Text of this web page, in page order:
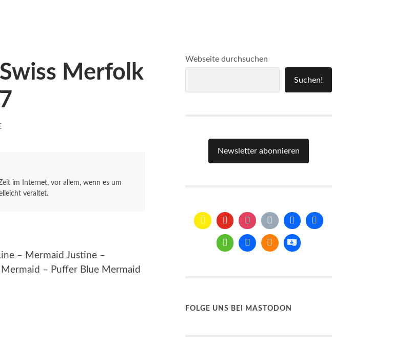
Merfolk
im Internet, vor allem, wenn es um
veraltet.
– Mermaid Justine –
– Puffer Blue Mermaid
Webseite durchsuchen
Suchen!
Newsletter abonnieren
FOLGE UNS BEI MASTODON